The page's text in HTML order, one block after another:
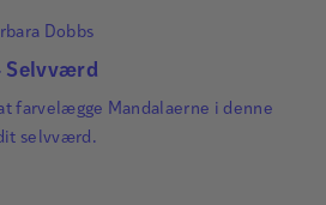
Dobbs
Selvværd
farvelægge Mandalaerne i denne
selvværd.